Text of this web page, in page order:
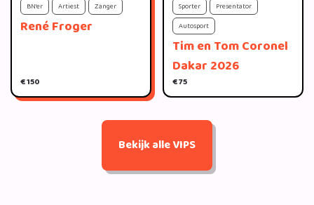
René Froger
€ 150
BN'er Artiest Zanger
Tim en Tom Coronel
Dakar 2026
€ 75
Sporter
Presentator
Autosport
Bekijk alle VIPS